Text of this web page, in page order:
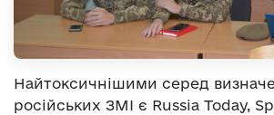
Найтоксичнішими серед
російських ЗМІ є Russia Today,